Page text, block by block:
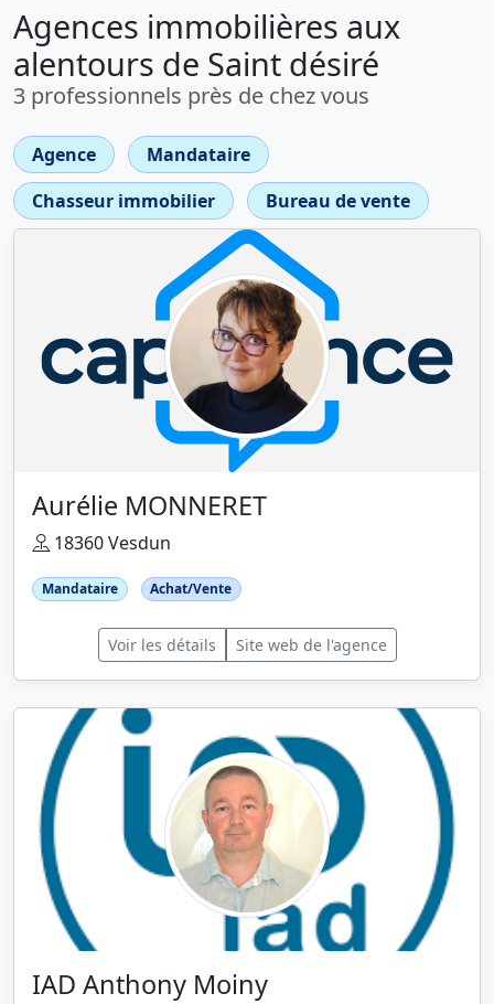
Agences immobilières aux
alentours de Saint désiré
3 professionnels près de chez vous
Agence
Mandataire
Chasseur immobilier
Bureau de vente
Aurélie MONNERET
18360 Vesdun
Mandataire Achat/Vente
Voir les détails Site web de l'agence
IAD Anthony Moiny